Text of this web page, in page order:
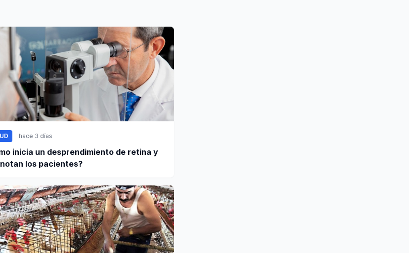
hace 3 días
inicia un desprendimiento de retina y
los pacientes?